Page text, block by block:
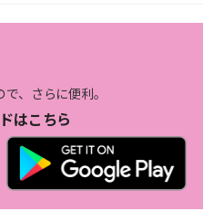
、さらに便利。
はこちら